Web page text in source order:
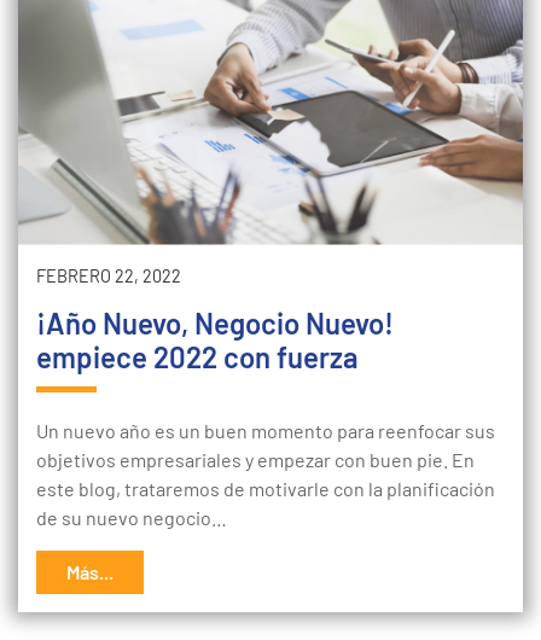
FEBRERO 22, 2022
¡Año Nuevo, Negocio Nuevo!
empiece 2022 con fuerza
Un nuevo año es un buen momento para reenfocar sus
objetivos empresariales y empezar con buen pie. En
este blog, trataremos de motivarle con la planificación
de su nuevo negocio…
Más...